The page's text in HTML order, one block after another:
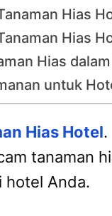
Hias
Hias
Hias
untuk
Hias Hotel.
tanaman
hotel Anda.